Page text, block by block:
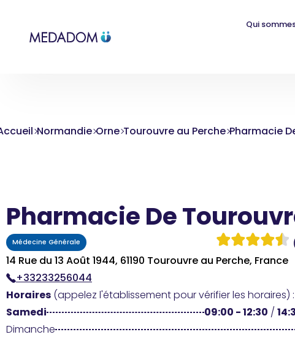
Qui
Normandie Orne Tourouvre au Perche Pharmacie
Pharmacie De
Médecine Générale
14 Rue du 13 Août 1944, 61190 Tourouvre au Perche, France
+33233256044
Horaires (appelez l'établissement pour vérifier les horaires) :
Samedi
09:00 - 12:30 /
Dimanche